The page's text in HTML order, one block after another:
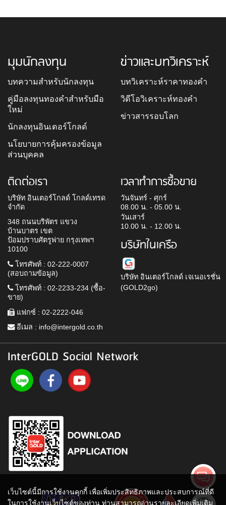
มุมนักลงทุน
บทความสำหรับนักลงทุน
คู่มือลงทุนทองคำสำหรับมือ
ใหม่
นักลงทุนอินเตอร์โกลด์
นโยบายการคุ้มครองข้อมูล
ส่วนบุคคล
ข่าวและบทวิเคราะห์
บทวิเคราะห์ราคาทองคำ
วิดีโอวิเคราะห์ทองคำ
ข่าวสารรอบโลก
ติดต่อเรา
บริษัท อินเตอร์โกลด์ โกลด์เทรด
จำกัด
348 ถนนบริพัตร แขวง
บ้านบาตร เขต
ป้อมปราบศัตรูพ่าย กรุงเทพฯ
10100
โทรศัพท์ : 02-222-0007
(สอบถามข้อมูล)
โทรศัพท์ : 02-2233-234 (ซื้อ-
ขาย)
แฟกซ์ : 02-2222-046
อีเมล : info@intergold.co.th
เวลาทำการซื้อขาย
วันจันทร์ - ศุกร์
08.00 น. - 05.00 น.
วันเสาร์
10.00 น. - 12.00 น.
บริษัทในเครือ
บริษัท อินเตอร์โกลด์ เจเนอเรชั่น
(GOLD2go)
InterGOLD Social Network
เว็บไซต์นี้มีการใช้งานคุกกี้ เพื่อเพิ่มประสิทธิภาพและประสบการณ์ที่ดี
ในการใช้งานเว็บไซต์ของท่าน ท่านสามารถอ่านรายละเอียดเพิ่มเติม